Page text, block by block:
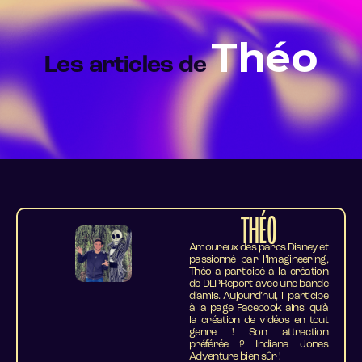
Les articles deThéo
THÉO
Amoureux des parcs Disney et
passionné par l’Imagineering,
Théo a participé à la création
de DLPReport avec une bande
d’amis. Aujourd’hui, il participe
à la page Facebook ainsi qu’à
la création de vidéos en tout
genre ! Son attraction
préférée ? Indiana Jones
Adventure bien sûr !